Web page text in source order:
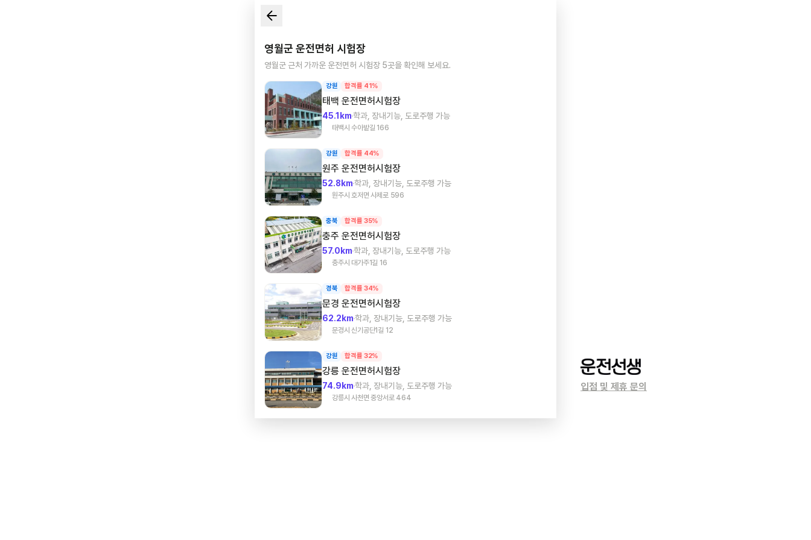
영월군 운전면허 시험장
영월군 근처 가까운 운전면허 시험장 5곳을 확인해 보세요.
강원 합격률 41%
태백 운전면허시험장
45.1km학과, 장내기능, 도로주행 가능
태백시 수아밭길 166
강원 합격률 44%
원주 운전면허시험장
52.8km학과, 장내기능, 도로주행 가능
원주시 호저면 사제로 596
충북 합격률 35%
충주 운전면허시험장
57.0km학과, 장내기능, 도로주행 가능
충주시 대가주1길 16
경북 합격률 34%
문경 운전면허시험장
62.2km학과, 장내기능, 도로주행 가능
문경시 신기공단1길 12
강원 합격률 32%
강릉 운전면허시험장
74.9km학과, 장내기능, 도로주행 가능
강릉시 사천면 중앙서로 464
입점 및 제휴 문의